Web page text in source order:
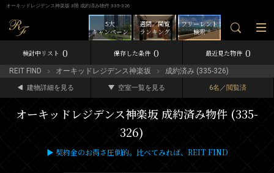
オーキッドレジデンス神楽坂 3階 成約済み物件 335-326
フリーレント
検索
週間／閲覧
ランキング
5大
キャンペーン
検討中リスト 0 保存した条件 0 最近見た物件 0
REIT FIND オーキッドレジデンス神楽坂 成約済み (335-326)
建物詳細を見る 空室一覧を見る 6名／閲覧済
オーキッドレジデンス神楽坂 成約済み物件 (335-
326)
▶ 契約金のお得さ圧倒的。比べてみれば、REIT FIND